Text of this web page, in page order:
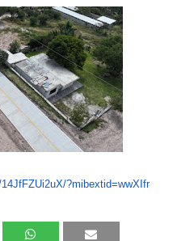
?mibextid=wwXIfr